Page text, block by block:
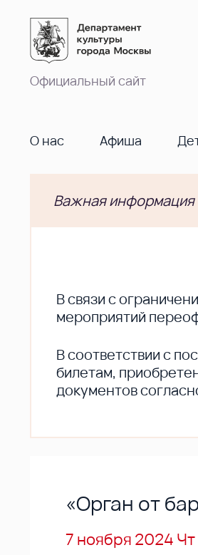
Официальный сайт
О нас Афиша
Важная информация
В cвязи с
мероприятий
В соответствии с
билетам,
документов
«Орган от
7 ноября 2024